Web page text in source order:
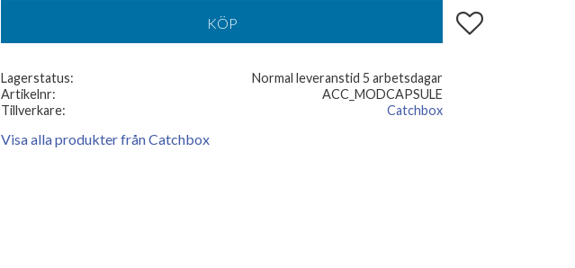
KÖP Lägg till i favoriter
Lagerstatus
Normal leveranstid 5 arbetsdagar
Artikelnr
ACC_MODCAPSULE
Tillverkare
Catchbox
Visa alla produkter från Catchbox